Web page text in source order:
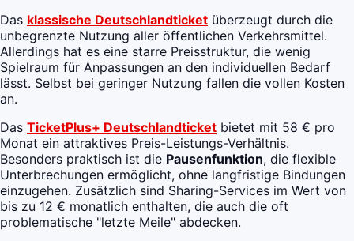
Das klassische Deutschlandticket überzeugt durch die
unbegrenzte Nutzung aller öffentlichen Verkehrsmittel.
Allerdings hat es eine starre Preisstruktur, die wenig
Spielraum für Anpassungen an den individuellen Bedarf
lässt. Selbst bei geringer Nutzung fallen die vollen Kosten
an.
Das TicketPlus+ Deutschlandticket bietet mit 58 € pro
Monat ein attraktives Preis-Leistungs-Verhältnis.
Besonders praktisch ist die Pausenfunktion, die flexible
Unterbrechungen ermöglicht, ohne langfristige Bindungen
einzugehen. Zusätzlich sind Sharing-Services im Wert von
bis zu 12 € monatlich enthalten, die auch die oft
problematische "letzte Meile" abdecken.